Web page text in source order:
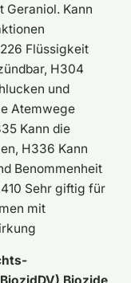
Geraniol. Kann
Flüssigkeit
H304
und
Atemwege
Kann die
H336 Kann
Benommenheit
Sehr giftig für
mit
Biozide